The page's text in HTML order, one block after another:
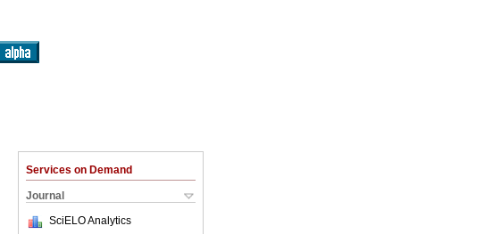
Services on Demand
Journal
SciELO Analytics